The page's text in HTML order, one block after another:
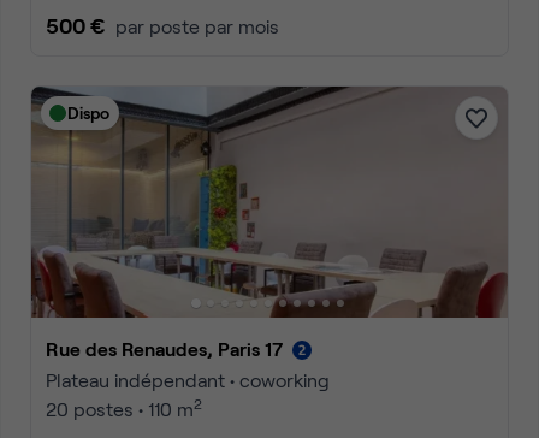
500 € par poste par mois
Dispo
Rue des Renaudes, Paris 17
Plateau indépendant • coworking
20 postes • 110 m2